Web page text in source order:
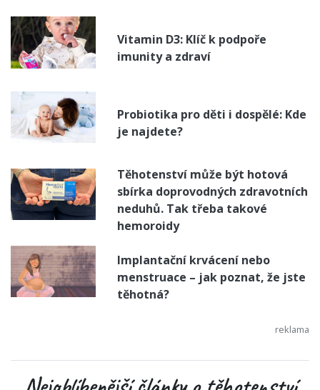
Vitamin D3: Klíč k podpoře
imunity a zdraví
Probiotika pro děti i dospělé: Kde
je najdete?
Těhotenství může být hotová
sbírka doprovodných zdravotních
neduhů. Tak třeba takové
hemoroidy
Implantační krvácení nebo
menstruace – jak poznat, že jste
těhotná?